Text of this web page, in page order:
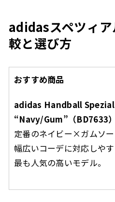
adidasスペツィ
較と選び方
おすすめ商品
adidas Handball Spezial
“Navy/Gum”（BD7633）
定番のネイビー×ガムソー
幅広いコーデに対応しやす
最も人気の高いモデル。